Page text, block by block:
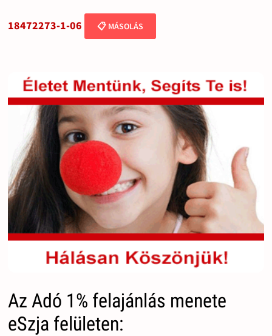
18472273-1-06 📋 MÁSOLÁS
Az Adó 1% felajánlás menete
eSzja felületen: